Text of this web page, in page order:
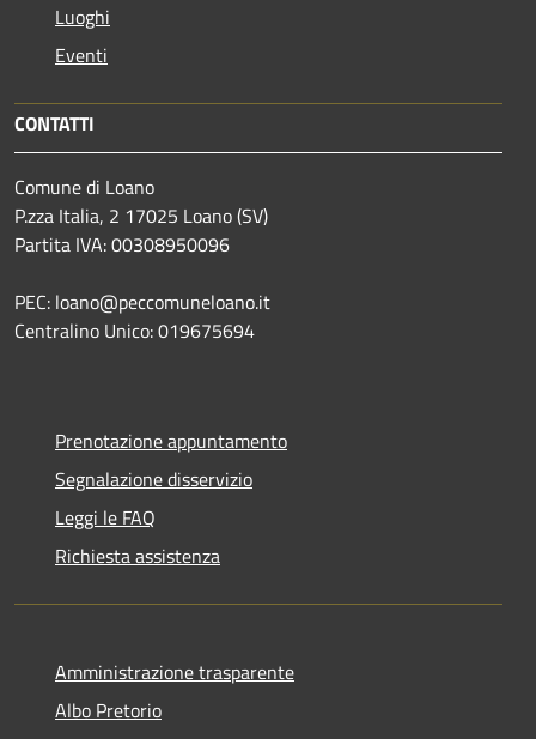
Luoghi
Eventi
CONTATTI
Comune di Loano
P.zza Italia, 2 17025 Loano (SV)
Partita IVA: 00308950096
PEC: loano@peccomuneloano.it
Centralino Unico: 019675694
Prenotazione appuntamento
Segnalazione disservizio
Leggi le FAQ
Richiesta assistenza
Amministrazione trasparente
Albo Pretorio